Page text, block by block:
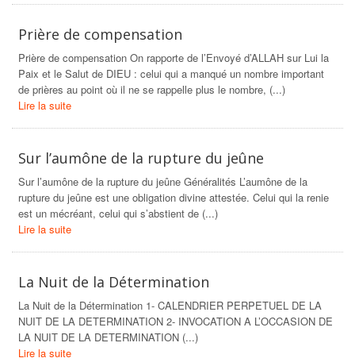
Prière de compensation
Prière de compensation On rapporte de l’Envoyé d’ALLAH sur Lui la
Paix et le Salut de DIEU : celui qui a manqué un nombre important
de prières au point où il ne se rappelle plus le nombre, (...)
Lire la suite
Sur l’aumône de la rupture du jeûne
Sur l’aumône de la rupture du jeûne Généralités L’aumône de la
rupture du jeûne est une obligation divine attestée. Celui qui la renie
est un mécréant, celui qui s’abstient de (...)
Lire la suite
La Nuit de la Détermination
La Nuit de la Détermination 1- CALENDRIER PERPETUEL DE LA
NUIT DE LA DETERMINATION 2- INVOCATION A L’OCCASION DE
LA NUIT DE LA DETERMINATION (...)
Lire la suite